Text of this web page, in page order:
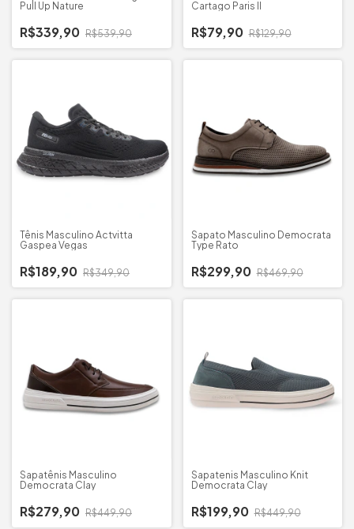
Pull Up Nature
R$339,90 R$539,90
Cartago Paris II
R$79,90 R$129,90
Tênis Masculino Actvitta
Gaspea Vegas
R$189,90 R$349,90
Sapato Masculino Democrata
Type Rato
R$299,90 R$469,90
Sapatênis Masculino
Democrata Clay
R$279,90 R$449,90
Sapatenis Masculino Knit
Democrata Clay
R$199,90 R$449,90